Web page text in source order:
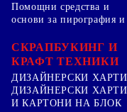
Помощни средства и
основи за пирография и
СКРАПБУКИНГ И
КРАФТ ТЕХНИКИ
ДИЗАЙНЕРСКИ
ДИЗАЙНЕРСКИ
И КАРТОНИ НА БЛОК